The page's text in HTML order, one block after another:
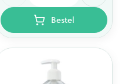
Bestel